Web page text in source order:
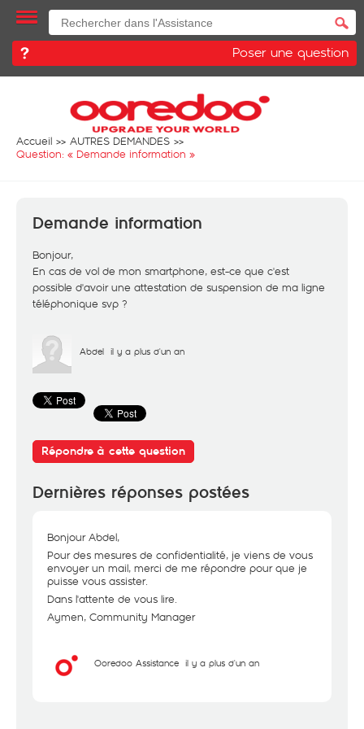
Poser une question
Accueil
AUTRES DEMANDES
Question: « Demande information »
Demande information
Bonjour,
En cas de vol de mon smartphone, est-ce que c'est
possible d'avoir une attestation de suspension de ma ligne
téléphonique svp ?
Abdel il y a plus d'un an
Répondre à cette question
Dernières réponses postées
Bonjour Abdel,
Pour des mesures de confidentialité, je viens de vous
envoyer un mail, merci de me répondre pour que je
puisse vous assister.
Dans l'attente de vous lire.
Aymen, Community Manager
Ooredoo Assistance il y a plus d'un an